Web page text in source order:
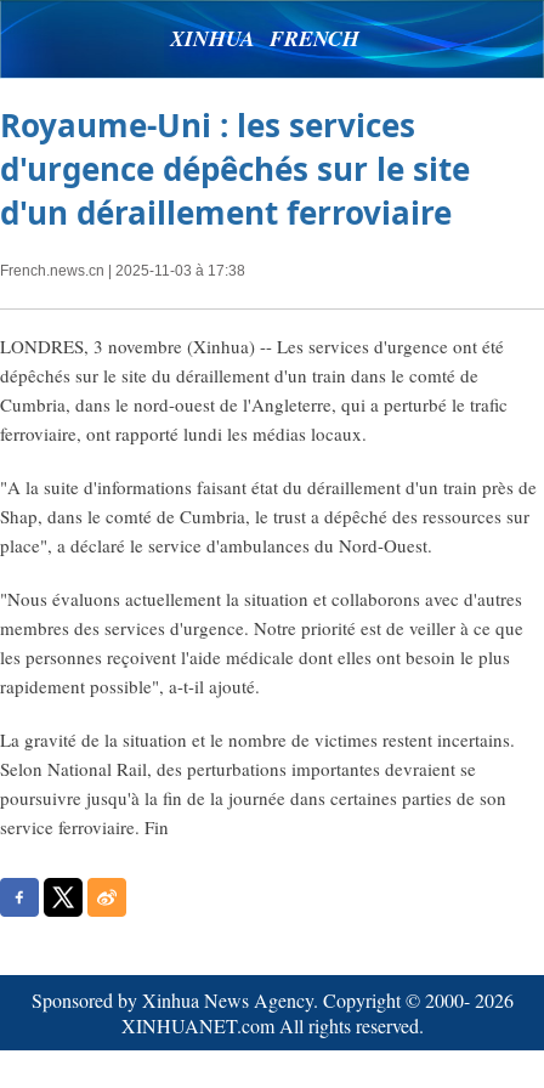
XINHUA FRENCH
Royaume-Uni : les services
d'urgence dépêchés sur le site
d'un déraillement ferroviaire
French.news.cn | 2025-11-03 à 17:38
LONDRES, 3 novembre (Xinhua) -- Les services d'urgence ont été
dépêchés sur le site du déraillement d'un train dans le comté de
Cumbria, dans le nord-ouest de l'Angleterre, qui a perturbé le trafic
ferroviaire, ont rapporté lundi les médias locaux.
"A la suite d'informations faisant état du déraillement d'un train près de
Shap, dans le comté de Cumbria, le trust a dépêché des ressources sur
place", a déclaré le service d'ambulances du Nord-Ouest.
"Nous évaluons actuellement la situation et collaborons avec d'autres
membres des services d'urgence. Notre priorité est de veiller à ce que
les personnes reçoivent l'aide médicale dont elles ont besoin le plus
rapidement possible", a-t-il ajouté.
La gravité de la situation et le nombre de victimes restent incertains.
Selon National Rail, des perturbations importantes devraient se
poursuivre jusqu'à la fin de la journée dans certaines parties de son
service ferroviaire. Fin
Sponsored by Xinhua News Agency. Copyright © 2000-2026
XINHUANET.com All rights reserved.